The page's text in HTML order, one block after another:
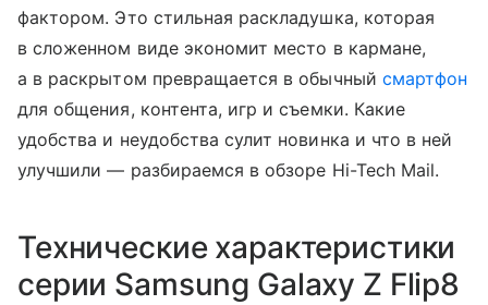
фактором. Это стильная раскладушка, которая
в сложенном виде экономит место в кармане,
а в раскрытом превращается в обычный смартфон
для общения, контента, игр и съемки. Какие
удобства и неудобства сулит новинка и что в ней
улучшили — разбираемся в обзоре Hi-Tech Mail.
Технические характеристики
серии Samsung Galaxy Z Flip8